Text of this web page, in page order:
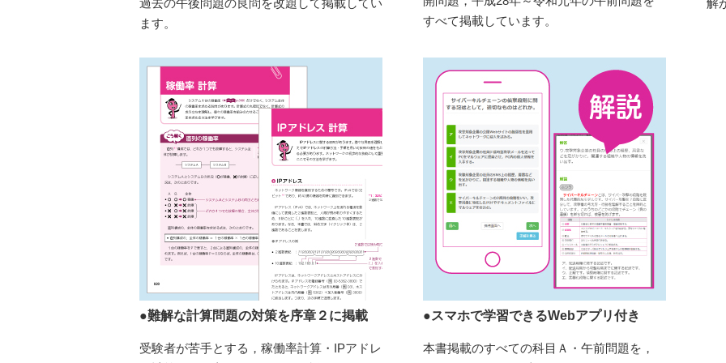
過去の午後問題の良問を改題して掲載してい
ます。
すべて掲載しています。
解
●難解な計算問題の対策を序章２に掲載
受験者が苦手とする，稼働率計算・IPアドレ
●スマホで学習できるWebアプリ付き
本書掲載のすべての科目Ａ・午前問題を，